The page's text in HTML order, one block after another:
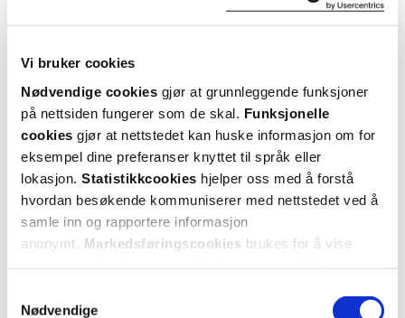
Vi bruker cookies
Nødvendige cookies gjør at grunnleggende funksjoner
på nettsiden fungerer som de skal. Funksjonelle
cookies gjør at nettstedet kan huske informasjon om for
eksempel dine preferanser knyttet til språk eller
lokasjon. Statistikkcookies hjelper oss med å forstå
hvordan besøkende kommuniserer med nettstedet ved å
samle inn og rapportere informasjon
anonymt. Markedsføringscookies brukes for å vise
Nødvendige
ANDRE SER OGSÅ PÅ